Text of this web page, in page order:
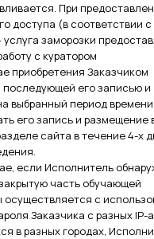
При
доступа (в соответствии с
заморозки
с куратором
приобретения Заказчиком
последующей его записью и
выбранный период времени,
его запись и размещение
сайта в течение 4-х
если Исполнитель
часть обучающей
с
Заказчика с разных IP-
в разных городах,